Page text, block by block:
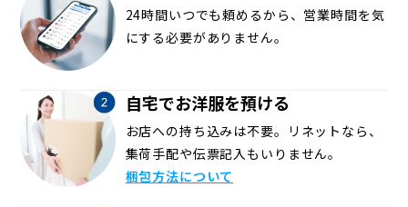
24時間いつでも頼めるから、営業時間を気
にする必要がありません。
自宅でお洋服を預ける
お店への持ち込みは不要。リネットなら、
集荷手配や伝票記入もいりません。
梱包方法について